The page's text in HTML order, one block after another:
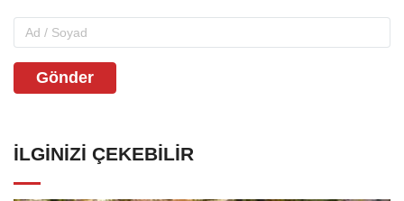
Gönder
İLGINIZI ÇEKEBILIR